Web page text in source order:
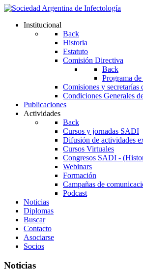
Institucional
Back
Historia
Estatuto
Comisión Directiva
Back
Programa
Comisiones y secretarías
Condiciones Generales
Publicaciones
Actividades
Back
Cursos y jornadas SADI
Difusión de actividades
Cursos Virtuales
Congresos SADI -
Webinars
Formación
Campañas de
Podcast
Noticias
Diplomas
Buscar
Contacto
Asociarse
Socios
Noticias